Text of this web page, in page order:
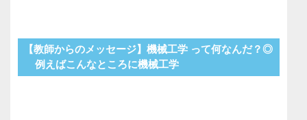
【教師からのメッセージ】機械工学 って何なんだ？◎
例えばこんなところに機械工学